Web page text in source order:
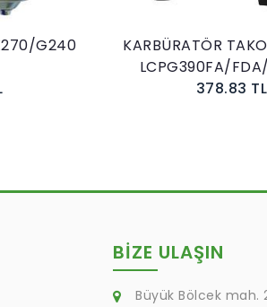
KARBÜRATÖR TAKOZU LONCIN
LCPG390FA/FDA/G420FA
BIZE ULAŞIN
Büyük Bölcek mah.